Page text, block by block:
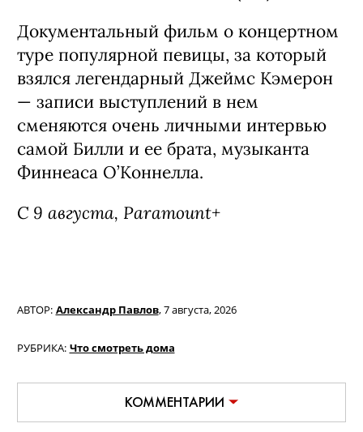
Soft - The Tour Live in 3D (18+)
Документальный фильм о концертном
взялся легендарный Джеймс Кэмерон
— записи выступлений в нем